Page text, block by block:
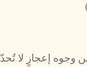
وجوه إعجازٍ لا تُحدّ